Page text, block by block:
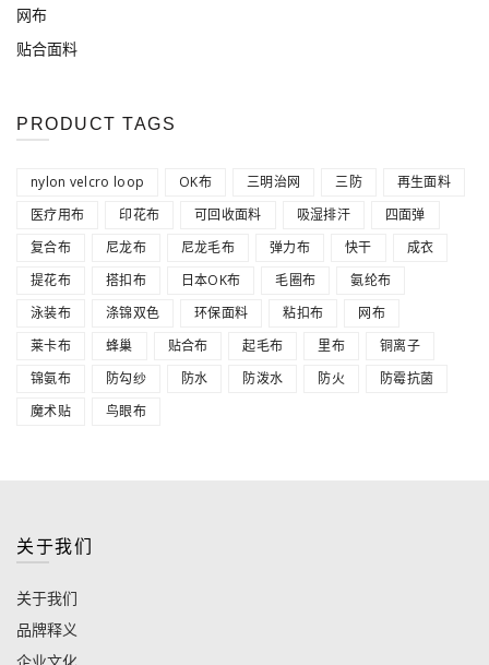
网布
贴合面料
PRODUCT TAGS
nylon velcro loop OK布 三明治网 三防
再生面料
医疗用布
印花布 可回收面料 吸湿排汗
四面弹
复合布
尼龙布 尼龙毛布 弹力布 快干
成衣
提花布
搭扣布 日本OK布 毛圈布
氨纶布
泳装布
涤锦双色 环保面料 粘扣布
网布
莱卡布
蜂巢 贴合布 起毛布 里布
铜离子
锦氨布
防勾纱 防水 防泼水 防火
防霉抗菌
魔术贴
鸟眼布
关于我们
关于我们
品牌释义